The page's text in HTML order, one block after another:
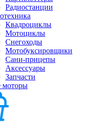
Радиостанции
Квадроциклы
Мотоциклы
Снегоходы
Мотобуксировщики
Сани-прицепы
Аксессуары
Запчасти
моторы